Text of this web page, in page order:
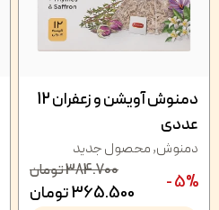
دمنوش آویشن و زعفران 12
عددی
دمنوش,محصول جدید
5% -
384.700تومان
365.500تومان